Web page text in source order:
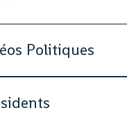
Politiques